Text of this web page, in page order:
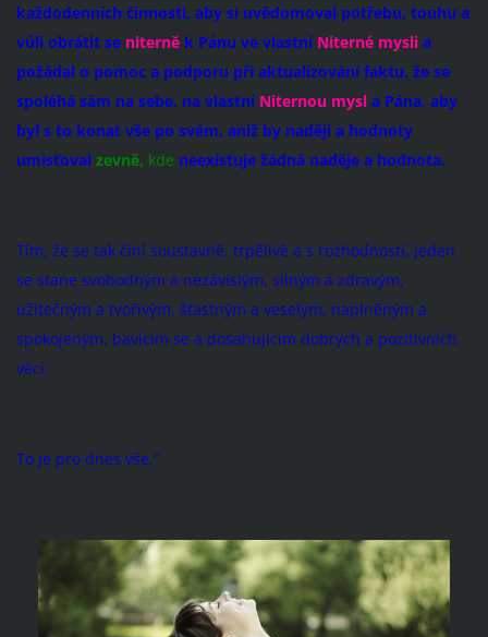
každodenních činností, aby si uvědomoval potřebu, touhu a
vůli obrátit se niterně k Pánu ve vlastní Niterné mysli a
požádal o pomoc a podporu při aktualizování faktu, že se
spoléhá sám na sebe, na vlastní Niternou mysl a Pána, aby
byl s to konat vše po svém, aniž by naději a hodnoty
umisťoval zevně, kde neexistuje žádná naděje a hodnota.
Tím, že se tak činí soustavně, trpělivě a s rozhodností, jeden
se stane svobodným a nezávislým, silným a zdravým,
užitečným a tvořivým, šťastným a veselým, naplněným a
spokojeným, bavícím se a dosahujícím dobrých a pozitivních
věcí.
To je pro dnes vše.“